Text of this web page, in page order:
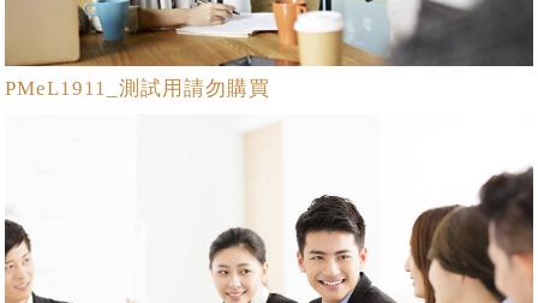
PMeL1911_測試用請勿購買